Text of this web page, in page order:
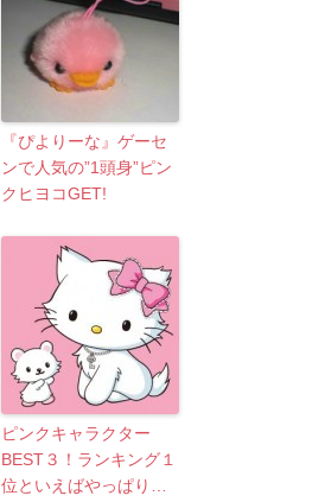
『ぴよりーな』ゲーセ
ンで人気の”1頭身”ピン
クヒヨコGET!
ピンクキャラクター
BEST３！ランキング１
位といえばやっぱり…